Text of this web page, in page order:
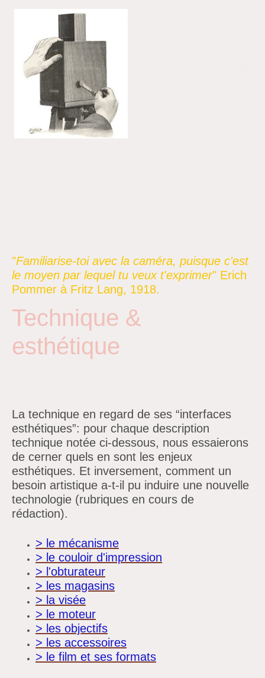
"Familiarise-toi avec la caméra, puisque c'est
le moyen par lequel tu veux t'exprimer" Erich
Pommer à Fritz Lang, 1918.
Technique &
esthétique
La technique en regard de ses “interfaces
esthétiques”: pour chaque description
technique notée ci-dessous, nous essaierons
de cerner quels en sont les enjeux
esthétiques. Et inversement, comment un
besoin artistique a-t-il pu induire une nouvelle
technologie (rubriques en cours de
rédaction).
> le mécanisme
> le couloir d'impression
> l'obturateur
> les magasins
> la visée
> le moteur
> les objectifs
> les accessoires
> le film et ses formats